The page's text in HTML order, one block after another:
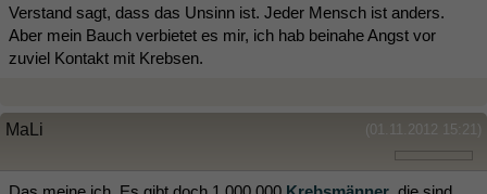
Verstand sagt, dass das Unsinn ist. Jeder Mensch ist anders.
Aber mein Bauch verbietet es mir, ich hab beinahe Angst vor
zuviel Kontakt mit Krebsen.
(01.11.2012 15:21)
MaLi